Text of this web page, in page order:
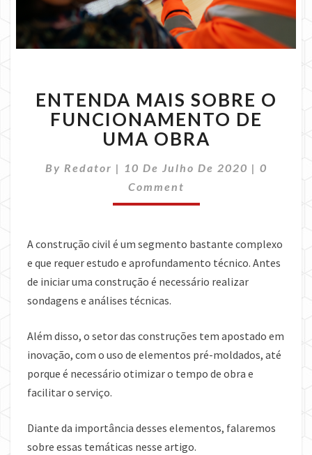
MAIS
SOBRE
O
FUNCIONAMENTO
UMA
OBRA
ENTENDA MAIS SOBRE O
FUNCIONAMENTO DE
UMA OBRA
By Redator | 10 De Julho De 2020 | 0
Comment
A construção civil é um segmento bastante complexo
e que requer estudo e aprofundamento técnico. Antes
de iniciar uma construção é necessário realizar
sondagens e análises técnicas.
Além disso, o setor das construções tem apostado em
inovação, com o uso de elementos pré-moldados, até
porque é necessário otimizar o tempo de obra e
facilitar o serviço.
Diante da importância desses elementos, falaremos
sobre essas temáticas nesse artigo.